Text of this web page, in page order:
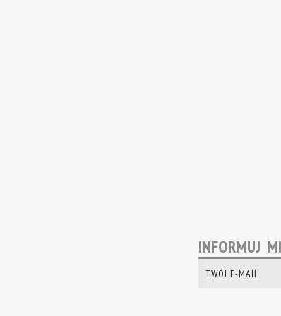
INFORMUJ